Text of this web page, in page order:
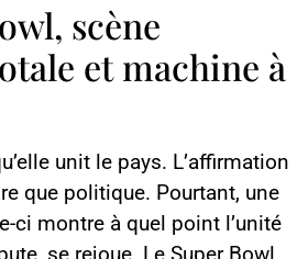
scène
et machine à
unit le pays. L’affirmation
que politique. Pourtant, une
ci montre à quel point l’unité